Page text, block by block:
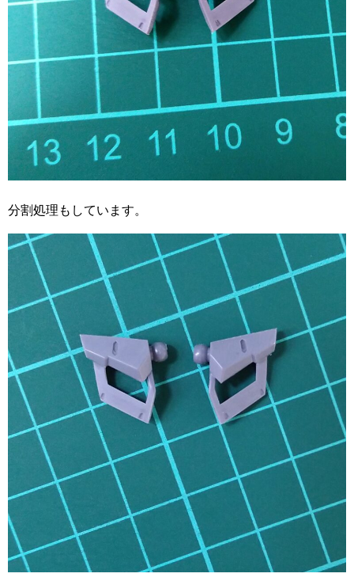
分割処理もしています。